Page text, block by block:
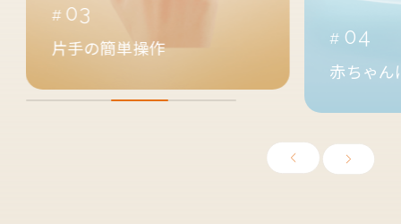
03
片手の簡単操作 04
赤ちゃん